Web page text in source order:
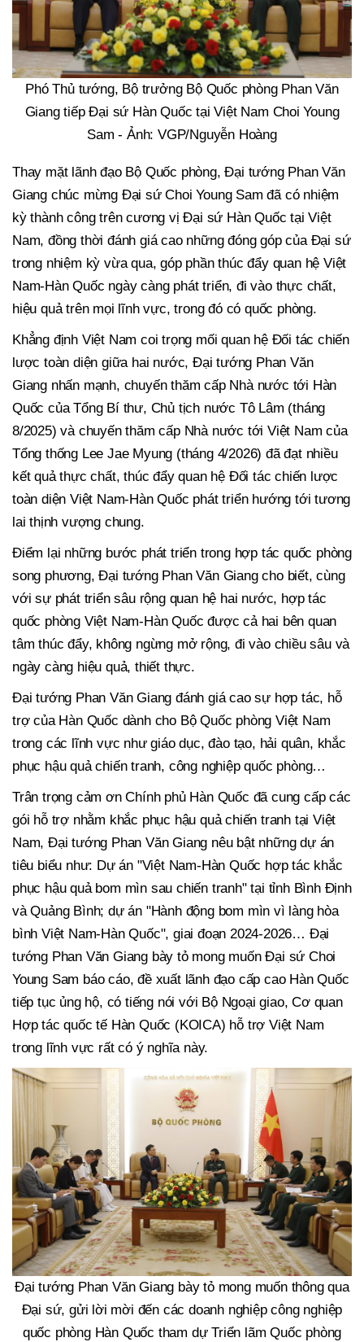
Phó Thủ tướng, Bộ trưởng Bộ Quốc phòng Phan Văn
Giang tiếp Đại sứ Hàn Quốc tại Việt Nam Choi Young
Sam - Ảnh: VGP/Nguyễn Hoàng
Thay mặt lãnh đạo Bộ Quốc phòng, Đại tướng Phan Văn
Giang chúc mừng Đại sứ Choi Young Sam đã có nhiệm
kỳ thành công trên cương vị Đại sứ Hàn Quốc tại Việt
Nam, đồng thời đánh giá cao những đóng góp của Đại sứ
trong nhiệm kỳ vừa qua, góp phần thúc đẩy quan hệ Việt
Nam-Hàn Quốc ngày càng phát triển, đi vào thực chất,
hiệu quả trên mọi lĩnh vực, trong đó có quốc phòng.
Khẳng định Việt Nam coi trọng mối quan hệ Đối tác chiến
lược toàn diện giữa hai nước, Đại tướng Phan Văn
Giang nhấn mạnh, chuyến thăm cấp Nhà nước tới Hàn
Quốc của Tổng Bí thư, Chủ tịch nước Tô Lâm (tháng
8/2025) và chuyến thăm cấp Nhà nước tới Việt Nam của
Tổng thống Lee Jae Myung (tháng 4/2026) đã đạt nhiều
kết quả thực chất, thúc đẩy quan hệ Đối tác chiến lược
toàn diện Việt Nam-Hàn Quốc phát triển hướng tới tương
lai thịnh vượng chung.
Điểm lại những bước phát triển trong hợp tác quốc phòng
song phương, Đại tướng Phan Văn Giang cho biết, cùng
với sự phát triển sâu rộng quan hệ hai nước, hợp tác
quốc phòng Việt Nam-Hàn Quốc được cả hai bên quan
tâm thúc đẩy, không ngừng mở rộng, đi vào chiều sâu và
ngày càng hiệu quả, thiết thực.
Đại tướng Phan Văn Giang đánh giá cao sự hợp tác, hỗ
trợ của Hàn Quốc dành cho Bộ Quốc phòng Việt Nam
trong các lĩnh vực như giáo dục, đào tạo, hải quân, khắc
phục hậu quả chiến tranh, công nghiệp quốc phòng…
Trân trọng cảm ơn Chính phủ Hàn Quốc đã cung cấp các
gói hỗ trợ nhằm khắc phục hậu quả chiến tranh tại Việt
Nam, Đại tướng Phan Văn Giang nêu bật những dự án
tiêu biểu như: Dự án "Việt Nam-Hàn Quốc hợp tác khắc
phục hậu quả bom mìn sau chiến tranh" tại tỉnh Bình Định
và Quảng Bình; dự án "Hành động bom mìn vì làng hòa
bình Việt Nam-Hàn Quốc", giai đoạn 2024-2026… Đại
tướng Phan Văn Giang bày tỏ mong muốn Đại sứ Choi
Young Sam báo cáo, đề xuất lãnh đạo cấp cao Hàn Quốc
tiếp tục ủng hộ, có tiếng nói với Bộ Ngoại giao, Cơ quan
Hợp tác quốc tế Hàn Quốc (KOICA) hỗ trợ Việt Nam
trong lĩnh vực rất có ý nghĩa này.
Đại tướng Phan Văn Giang bày tỏ mong muốn thông qua
Đại sứ, gửi lời mời đến các doanh nghiệp công nghiệp
quốc phòng Hàn Quốc tham dự Triển lãm Quốc phòng